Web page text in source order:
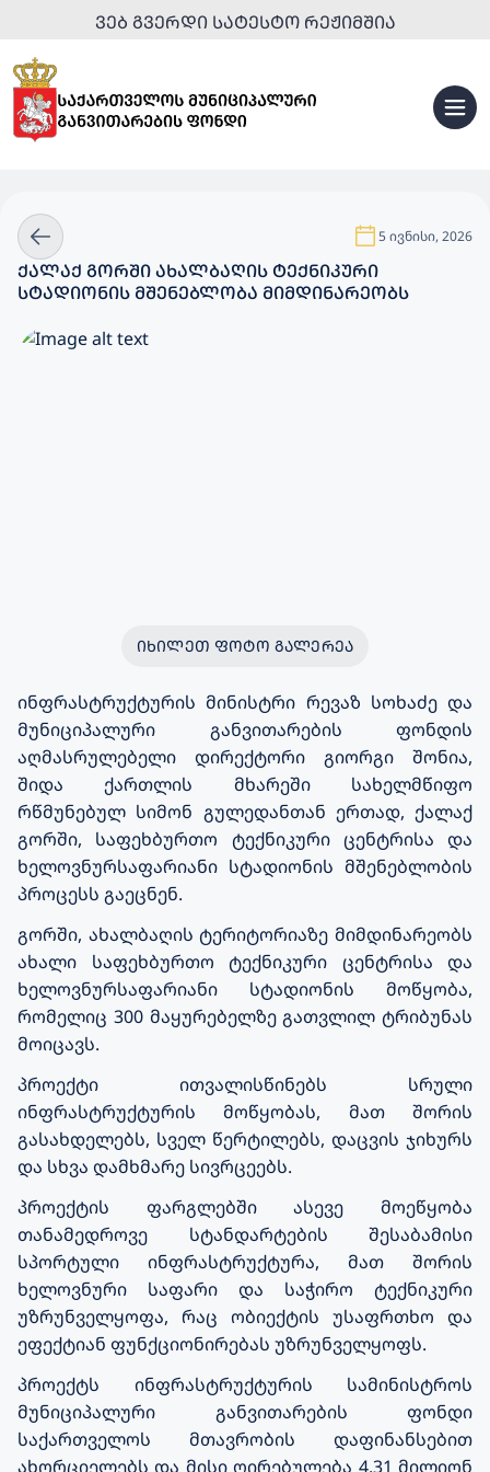
ᲕᲔᲑ ᲒᲕᲔᲠᲓᲘ ᲡᲐᲢᲔᲡᲢᲝ ᲠᲔᲟᲘᲛᲨᲘᲐ
5 ივნისი, 2026
ᲥᲐᲚᲐᲥ ᲒᲝᲠᲨᲘ ᲐᲮᲐᲚᲑᲐᲦᲘᲡ ᲢᲔᲥᲜᲘᲙᲣᲠᲘ
ᲡᲢᲐᲓᲘᲝᲜᲘᲡ ᲛᲨᲔᲜᲔᲑᲚᲝᲑᲐ ᲛᲘᲛᲓᲘᲜᲐᲠᲔᲝᲑᲡ
ᲘᲮᲘᲚᲔᲗ ᲤᲝᲢᲝ ᲒᲐᲚᲔᲠᲔᲐ
ინფრასტრუქტურის მინისტრი რევაზ სოხაძე და
მუნიციპალური განვითარების ფონდის
აღმასრულებელი დირექტორი გიორგი შონია,
შიდა ქართლის მხარეში სახელმწიფო
რწმუნებულ სიმონ გულედანთან ერთად, ქალაქ
გორში, საფეხბურთო ტექნიკური ცენტრისა და
ხელოვნურსაფარიანი სტადიონის მშენებლობის
პროცესს გაეცნენ.
გორში, ახალბაღის ტერიტორიაზე მიმდინარეობს
ახალი საფეხბურთო ტექნიკური ცენტრისა და
ხელოვნურსაფარიანი სტადიონის მოწყობა,
რომელიც 300 მაყურებელზე გათვლილ ტრიბუნას
მოიცავს.
პროექტი ითვალისწინებს სრული
ინფრასტრუქტურის მოწყობას, მათ შორის
გასახდელებს, სველ წერტილებს, დაცვის ჯიხურს
და სხვა დამხმარე სივრცეებს.
პროექტის ფარგლებში ასევე მოეწყობა
თანამედროვე სტანდარტების შესაბამისი
სპორტული ინფრასტრუქტურა, მათ შორის
ხელოვნური საფარი და საჭირო ტექნიკური
უზრუნველყოფა, რაც ობიექტის უსაფრთხო და
ეფექტიან ფუნქციონირებას უზრუნველყოფს.
პროექტს ინფრასტრუქტურის სამინისტროს
მუნიციპალური განვითარების ფონდი
საქართველოს მთავრობის დაფინანსებით
ახორციელებს და მისი ღირებულება 4,31 მილიონ